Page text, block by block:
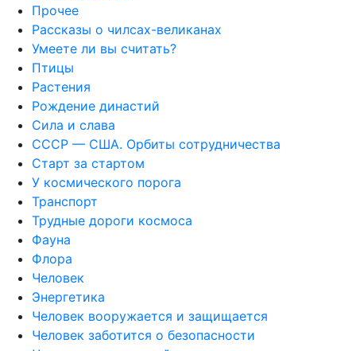
Прочее
Рассказы о чилсах-великанах
Умеете ли вы считать?
Птицы
Растения
Рождение династий
Сила и слава
СССР — США. Орбиты сотрудничества
Старт за стартом
У космического порога
Транспорт
Трудные дороги космоса
Фауна
Флора
Человек
Энергетика
Человек вооружается и защищается
Человек заботится о безопасности